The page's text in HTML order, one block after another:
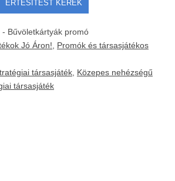
- Bűvöletkártyák promó
Jó Áron!
Promók és társasjátékos
társasjáték Közepes nehézségű
társasjáték